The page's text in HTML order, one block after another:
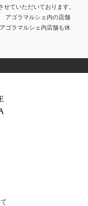
ていただいております。
アゴラマルシェ内の店舗
ゴラマルシェ内店舗も休